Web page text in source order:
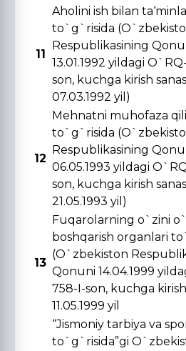
11
Aholini ish bilan
to`g`risida
Respublikasining
13.01.1992 yildagi
son, kuchga kirish
07.03.1992 yil)
12
Mehnatni muhofaza
to`g`risida
Respublikasining
06.05.1993 yildagi
son, kuchga kirish
21.05.1993 yil)
13
Fuqarolarning o`zini
boshqarish organlari
(O`zbekiston
Qonuni 14.04.1999
758-I-son, kuchga kirish
11.05.1999 yil
“Jismoniy tarbiya va
to`g`risida”gi